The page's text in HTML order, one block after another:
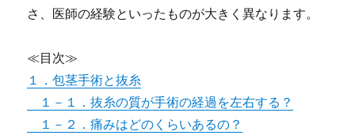
さ、医師の経験といったものが大きく異なります。
≪目次≫
１．包茎手術と抜糸
１－１．抜糸の質が手術の経過を左右する？
１－２．痛みはどのくらいあるの？